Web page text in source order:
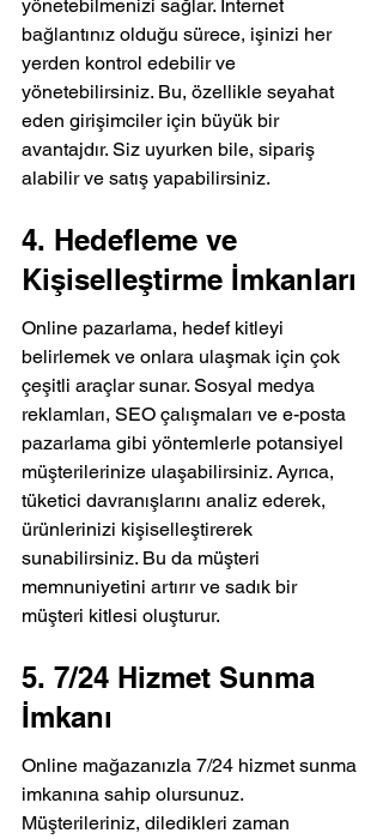
yönetebilmenizi sağlar. İnternet
bağlantınız olduğu sürece, işinizi her
yerden kontrol edebilir ve
yönetebilirsiniz. Bu, özellikle seyahat
eden girişimciler için büyük bir
avantajdır. Siz uyurken bile, sipariş
alabilir ve satış yapabilirsiniz.
4. Hedefleme ve
Kişiselleştirme İmkanları
Online pazarlama, hedef kitleyi
belirlemek ve onlara ulaşmak için çok
çeşitli araçlar sunar. Sosyal medya
reklamları, SEO çalışmaları ve e-posta
pazarlama gibi yöntemlerle potansiyel
müşterilerinize ulaşabilirsiniz. Ayrıca,
tüketici davranışlarını analiz ederek,
ürünlerinizi kişiselleştirerek
sunabilirsiniz. Bu da müşteri
memnuniyetini artırır ve sadık bir
müşteri kitlesi oluşturur.
5. 7/24 Hizmet Sunma
İmkanı
Online mağazanızla 7/24 hizmet sunma
imkanına sahip olursunuz.
Müşterileriniz, diledikleri zaman